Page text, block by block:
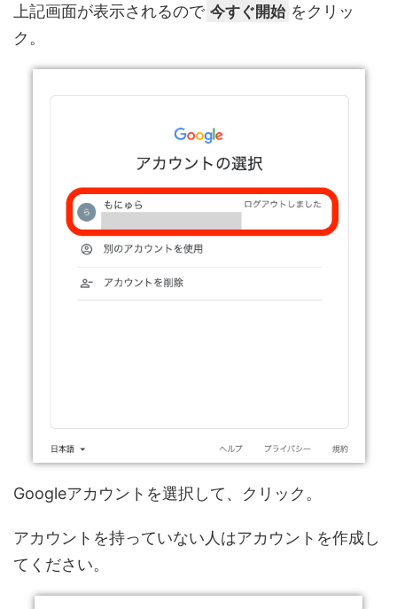
上記画面が表示されるので 今すぐ開始 をクリッ
ク。
Googleアカウントを選択して、クリック。
アカウントを持っていない人はアカウントを作成し
てください。